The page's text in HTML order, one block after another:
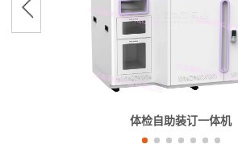
体检自助装订一体机